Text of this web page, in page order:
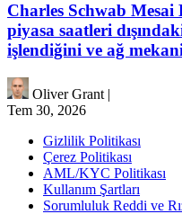
Charles Schwab Mesai
piyasa saatleri
işlendiğini ve ağ
Oliver Grant |
Tem 30, 2026
Gizlilik Politikası
Çerez Politikası
AML/KYC Politikası
Kullanım Şartları
Sorumluluk Reddi ve